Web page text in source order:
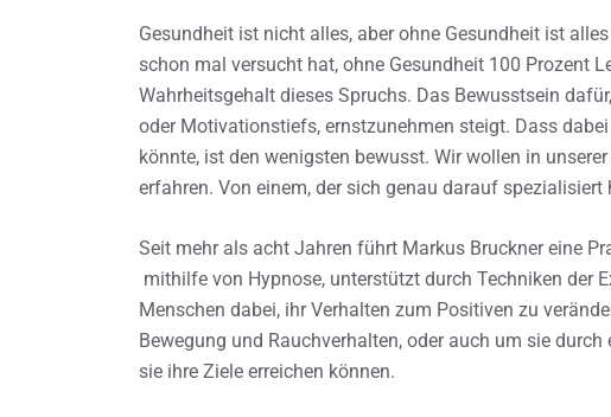
Gesundheit ist nicht alles, aber ohne Gesundheit ist
schon mal versucht hat, ohne Gesundheit 100 Prozent
Wahrheitsgehalt dieses Spruchs. Das Bewusstsein
oder Motivationstiefs, ernstzunehmen steigt. Dass
könnte, ist den wenigsten bewusst. Wir wollen in
erfahren. Von einem, der sich genau darauf spezialisiert
Seit mehr als acht Jahren führt Markus Bruckner eine
mithilfe von Hypnose, unterstützt durch Techniken der
Menschen dabei, ihr Verhalten zum Positiven zu
Bewegung und Rauchverhalten, oder auch um sie
sie ihre Ziele erreichen können.